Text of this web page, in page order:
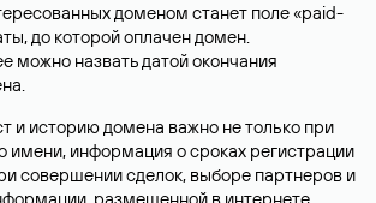
доменом станет поле «paid-
до которой оплачен домен.
можно назвать датой окончания
и историю домена важно не только при
имени, информация о сроках регистрации
совершении сделок, выборе партнеров и